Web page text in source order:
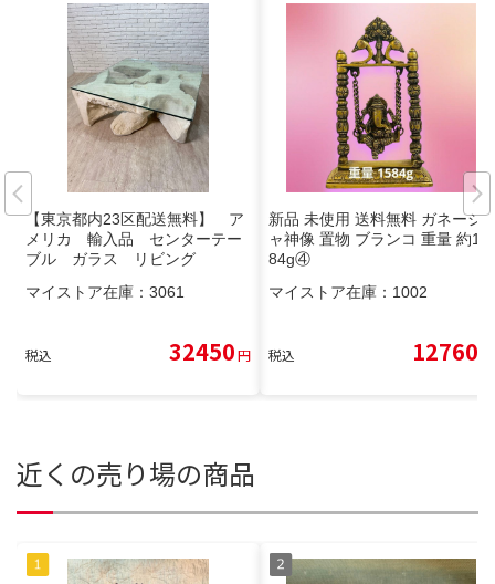
【東京都内23区配送無料】 ア
メリカ 輸入品 センターテー
ブル ガラス リビング
マイストア在庫： 3061
税込 32450円
新品 未使用 送料無料 ガネーシ
ャ神像 置物 ブランコ 重量 約1.5
84g④
マイストア在庫： 1002
税込 12760
近くの売り場の商品